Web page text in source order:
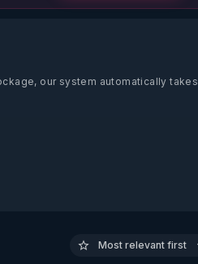
our system automatically takes
Most relevant first